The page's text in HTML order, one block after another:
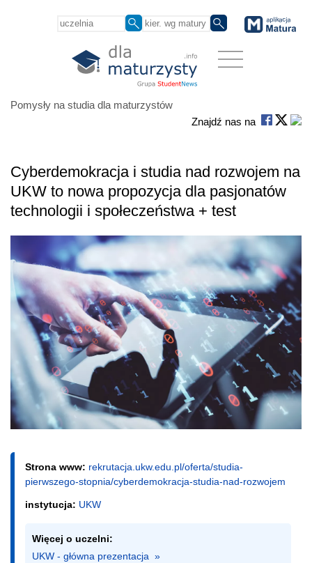
Pomysły na studia dla maturzystów
Znajdź nas na
Cyberdemokracja i studia nad rozwojem na
UKW to nowa propozycja dla pasjonatów
technologii i społeczeństwa + test
Strona www: rekrutacja.ukw.edu.pl/oferta/studia-
pierwszego-stopnia/cyberdemokracja-studia-nad-rozwojem
instytucja: UKW
Więcej o uczelni:
UKW - główna prezentacja  »